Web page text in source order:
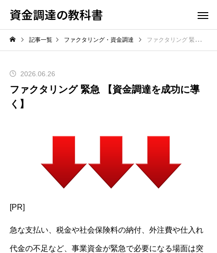
資金調達の教科書
記事一覧 ファクタリング・資金調達 ファクタリング 緊急 【資金調達を成功に導く】
2026.06.26
ファクタリング 緊急 【資金調達を成功に導
く】
[PR]
急な支払い、税金や社会保険料の納付、外注費や仕入れ
代金の不足など、事業資金が緊急で必要になる場面は突